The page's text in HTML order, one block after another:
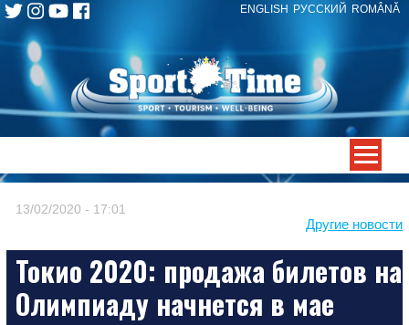
ENGLISH РУССКИЙ ROMÂNĂ
Skip
content
Другие новости
13/02/2020 - 17:01
Токио 2020: продажа билетов на
Олимпиаду начнется в мае